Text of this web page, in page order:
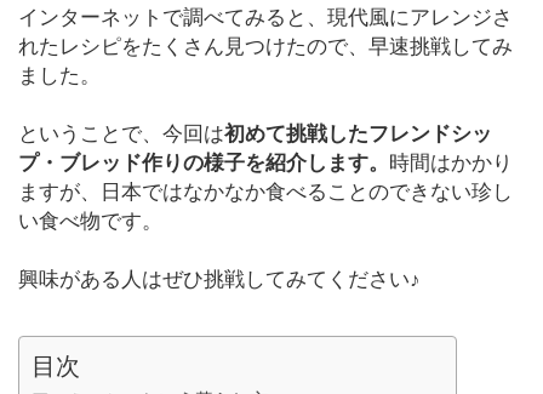
インターネットで調べてみると、現代風にアレンジさ
れたレシピをたくさん見つけたので、早速挑戦してみ
ました。
ということで、今回は初めて挑戦したフレンドシッ
プ・ブレッド作りの様子を紹介します。 時間はかかり
ますが、日本ではなかなか食べることのできない珍し
い食べ物です。
興味がある人はぜひ挑戦してみてください♪
目次